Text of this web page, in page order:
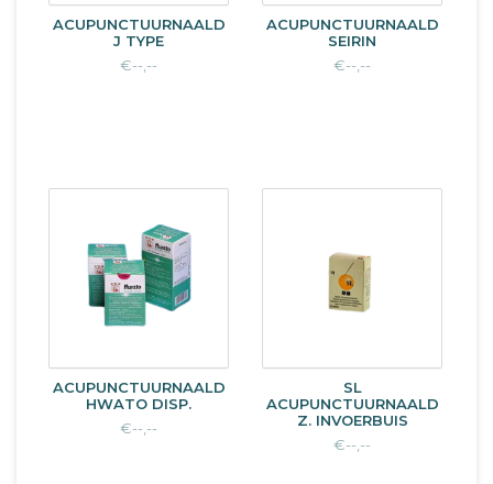
ACUPUNCTUURNAALD
J TYPE
€--,--
ACUPUNCTUURNAALD
SEIRIN
€--,--
ACUPUNCTUURNAALD
HWATO DISP.
€--,--
SL
ACUPUNCTUURNAALD
Z. INVOERBUIS
€--,--